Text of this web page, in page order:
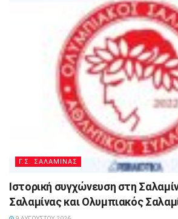
Γ.Σ. ΣΑΛΑΜΙΝΑΣ
Ιστορική συγχώνευση στη
Σαλαμίνας και Ολυμπιακός